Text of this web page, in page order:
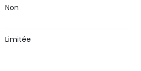
Non
Limitée